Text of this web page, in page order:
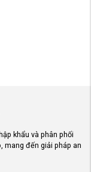
khẩu và phân phối
đến giải pháp an